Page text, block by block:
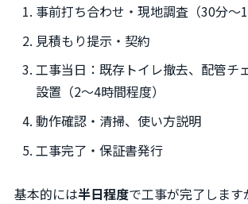
事前打ち合わせ・現地調査（30分～1
見積もり提示・契約
工事当日：既存トイレ撤去、配管チ
設置（2～4時間程度）
動作確認・清掃、使い方説明
工事完了・保証書発行
基本的には半日程度で工事が完了しま